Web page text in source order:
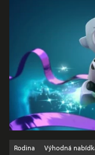
Rodina Výhodná